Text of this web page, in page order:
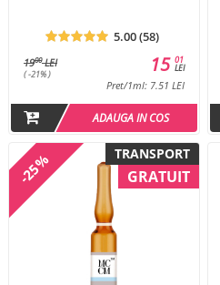
5.00 (58)
1900LEI
( -21% )
01
LEI
15
Pret/1ml: 7.51 LEI
ADAUGA IN COS
TRANSPORT
GRATUIT
-25%